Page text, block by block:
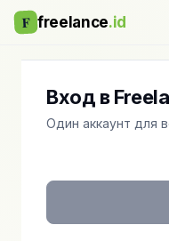
F freelance.id
Вход в
Один аккаунт для